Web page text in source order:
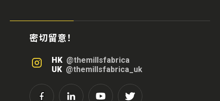
密切留意！
HK @themillsfabrica
UK @themillsfabrica_uk